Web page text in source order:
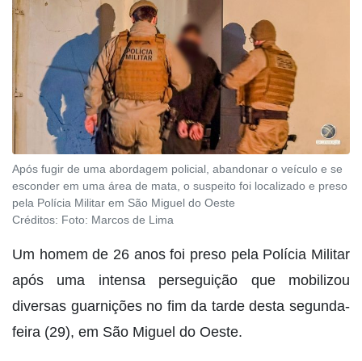
Após fugir de uma abordagem policial, abandonar o veículo e se
esconder em uma área de mata, o suspeito foi localizado e preso
pela Polícia Militar em São Miguel do Oeste
Créditos: Foto: Marcos de Lima
Um homem de 26 anos foi preso pela Polícia Militar
após uma intensa perseguição que mobilizou
diversas guarnições no fim da tarde desta segunda-
feira (29), em São Miguel do Oeste.